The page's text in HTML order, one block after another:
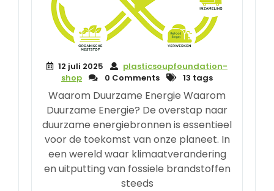
12 juli 2025
plasticsoupfoundation-
shop
0 Comments 13 tags
Waarom Duurzame Energie Waarom
Duurzame Energie? De overstap naar
duurzame energiebronnen is essentieel
voor de toekomst van onze planeet. In
een wereld waar klimaatverandering
en uitputting van fossiele brandstoffen
steeds